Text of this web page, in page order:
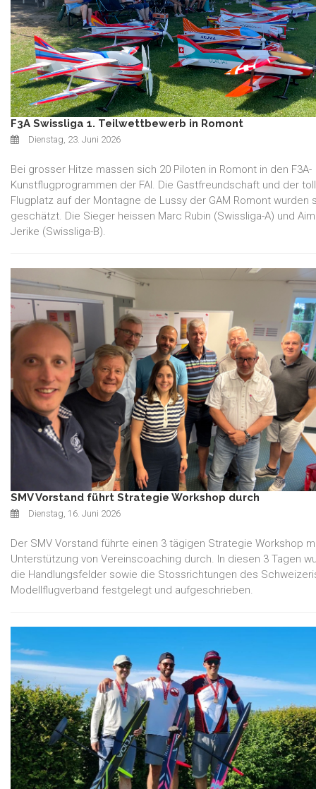
F3A Swissliga 1. Teilwettbewerb in Romont
Dienstag, 23. Juni 2026
Bei grosser Hitze massen sich 20 Piloten in Romont in den F3A-
Kunstflugprogrammen der FAI. Die Gastfreundschaft und der
Flugplatz auf der Montagne de Lussy der GAM Romont wurden
geschätzt. Die Sieger heissen Marc Rubin (Swissliga-A) und
Jerike (Swissliga-B).
SMV Vorstand führt Strategie Workshop durch
Dienstag, 16. Juni 2026
Der SMV Vorstand führte einen 3 tägigen Strategie Workshop
Unterstützung von Vereinscoaching durch. In diesen 3 Tagen
die Handlungsfelder sowie die Stossrichtungen des
Modellflugverband festgelegt und aufgeschrieben.